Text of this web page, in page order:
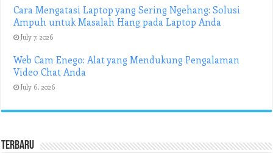
Cara Mengatasi Laptop yang Sering Ngehang: Solusi
Ampuh untuk Masalah Hang pada Laptop Anda
July 7, 2026
Web Cam Enego: Alat yang Mendukung Pengalaman
Video Chat Anda
July 6, 2026
Terbaru